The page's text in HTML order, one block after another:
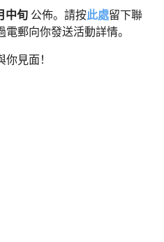
中旬 公佈。請按此處留下聯
郵向你發送活動詳情。
見面！